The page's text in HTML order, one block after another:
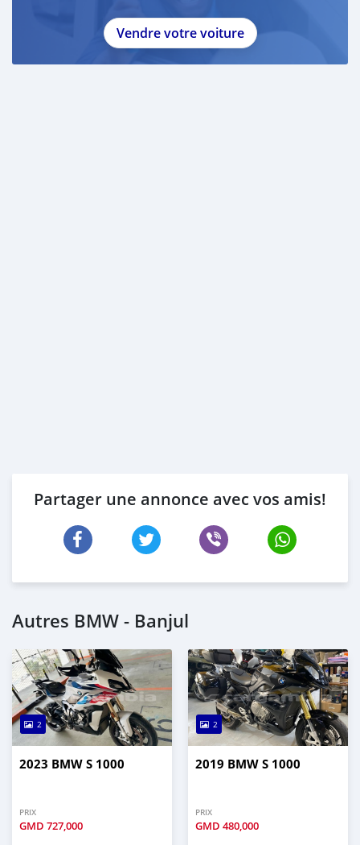
Vendre votre voiture
Partager une annonce avec vos amis!
Autres BMW - Banjul
2
2023 BMW S 1000
PRIX
GMD 727,000
2
2019 BMW S 1000
PRIX
GMD 480,000